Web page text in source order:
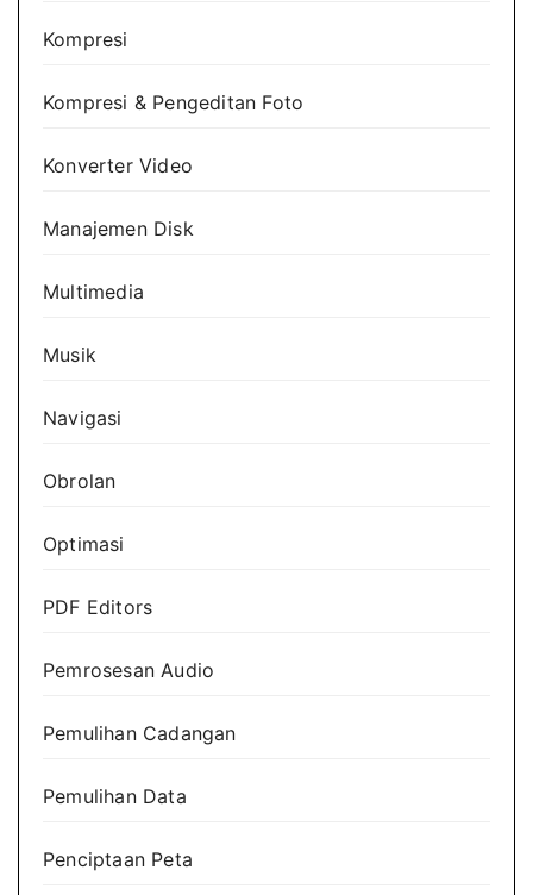
Kompresi
Kompresi & Pengeditan Foto
Konverter Video
Manajemen Disk
Multimedia
Musik
Navigasi
Obrolan
Optimasi
PDF Editors
Pemrosesan Audio
Pemulihan Cadangan
Pemulihan Data
Penciptaan Peta